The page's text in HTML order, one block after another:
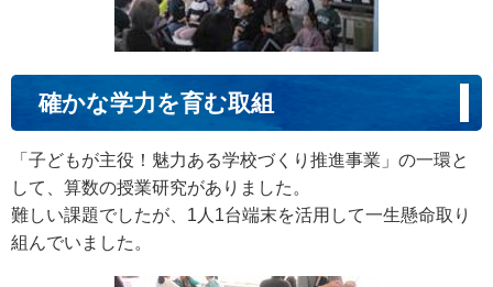
確かな学力を育む取組
「子どもが主役！魅力ある学校づくり推進事業」の一環と
して、算数の授業研究がありました。
難しい課題でしたが、1人1台端末を活用して一生懸命取り
組んでいました。